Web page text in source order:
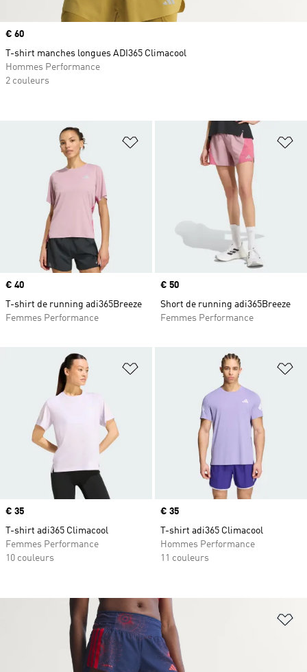
Ajouter à la Liste de produits
Prix
€ 40
T-shirt de running adi365Breeze
Femmes Performance
Prix
€ 50
Short de running adi365Breeze
Femmes Performance
Ajouter à la Liste de produits
Prix
€ 35
T-shirt adi365 Climacool
Femmes Performance
10 couleurs
Prix
€ 35
T-shirt adi365 Climacool
Hommes Performance
11 couleurs
Prix
€ 60
T-shirt manches longues ADI365 Climacool
Hommes Performance
2 couleurs